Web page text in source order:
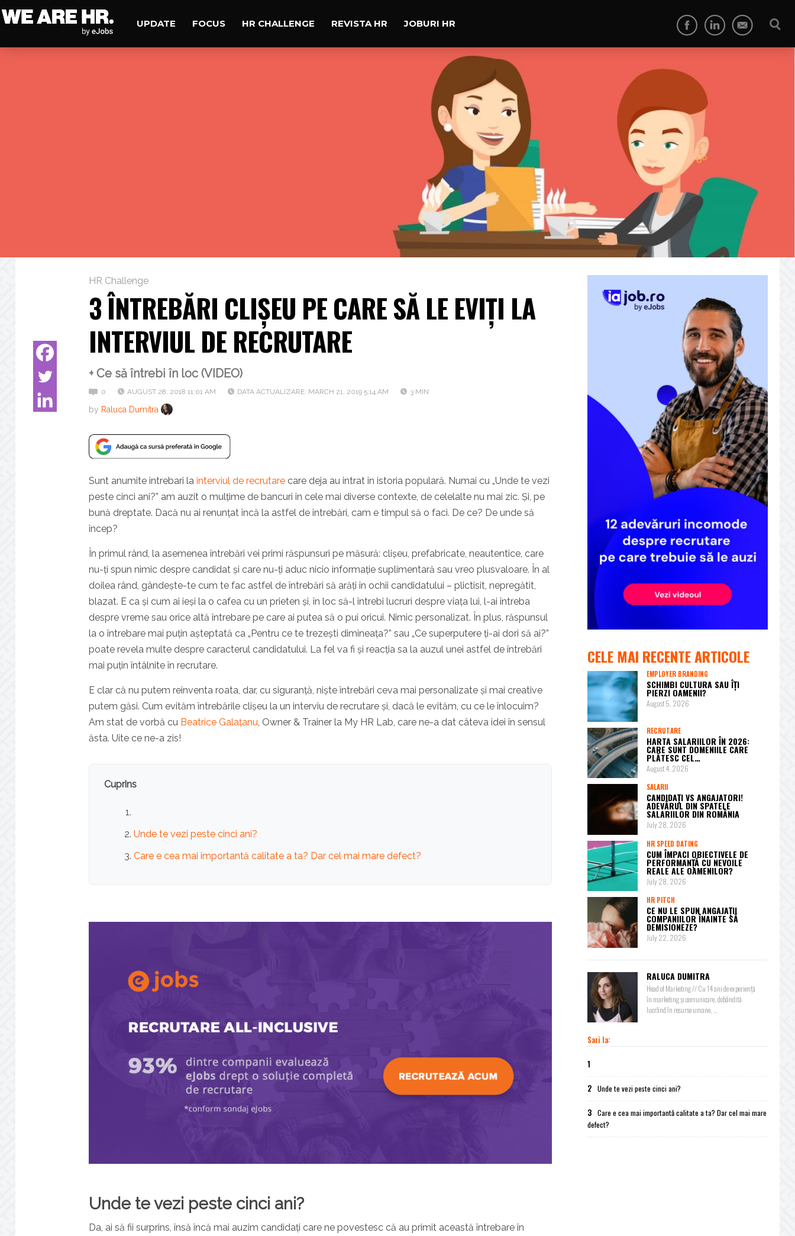
UPDATE FOCUS HR CHALLENGE REVISTA HR JOBURI HR
HR Challenge
3 ÎNTREBĂRI CLIȘEU PE CARE SĂ LE EVIȚI LA
INTERVIUL DE RECRUTARE
+ Ce să întrebi în loc (VIDEO)
0 AUGUST 28, 2018 11:01 AM DATA ACTUALIZARE: MARCH 21, 2019 5:14 AM 3 MIN
by Raluca Dumitra
Sunt anumite intrebari la interviul de recrutare care deja au intrat în istoria populară. Numai cu „Unde te vezi
peste cinci ani?” am auzit o mulțime de bancuri în cele mai diverse contexte, de celelalte nu mai zic. Și, pe
bună dreptate. Dacă nu ai renunțat încă la astfel de întrebări, cam e timpul să o faci. De ce? De unde să
încep?
În primul rând, la asemenea întrebări vei primi răspunsuri pe măsură: clișeu, prefabricate, neautentice, care
nu-ți spun nimic despre candidat și care nu-ți aduc nicio informație suplimentară sau vreo plusvaloare. În al
doilea rând, gândește-te cum te fac astfel de întrebări să arăți în ochii candidatului – plictisit, nepregătit,
blazat. E ca și cum ai ieși la o cafea cu un prieten și, în loc să-l întrebi lucruri despre viața lui, l-ai întreba
despre vreme sau orice altă întrebare pe care ai putea să o pui oricui. Nimic personalizat. În plus, răspunsul
la o întrebare mai puțin așteptată ca „Pentru ce te trezești dimineața?” sau „Ce superputere ți-ai dori să ai?”
poate revela multe despre caracterul candidatului. La fel va fi și reacția sa la auzul unei astfel de întrebări
mai puțin întâlnite în recrutare.
E clar că nu putem reinventa roata, dar, cu siguranță, niște întrebări ceva mai personalizate și mai creative
putem găsi. Cum evităm întrebările clișeu la un interviu de recrutare și, dacă le evităm, cu ce le înlocuim?
Am stat de vorbă cu Beatrice Galațanu , Owner & Trainer la My HR Lab, care ne-a dat câteva idei în sensul
ăsta. Uite ce ne-a zis!
Cuprins
Unde te vezi peste cinci ani?
Care e cea mai importantă calitate a ta? Dar cel mai mare defect?
Unde te vezi peste cinci ani?
Da, ai să fii surprins, însă încă mai auzim candidați care ne povestesc că au primit această întrebare în
CELE MAI RECENTE ARTICOLE
EMPLOYER BRANDING
SCHIMBI CULTURA SAU ÎȚI
PIERZI OAMENII?
August 5, 2026
RECRUTARE
HARTA SALARIILOR ÎN 2026:
CARE SUNT DOMENIILE CARE
PLĂTESC CEL…
August 4, 2026
SALARII
CANDIDAȚI VS ANGAJATORI!
ADEVĂRUL DIN SPATELE
SALARIILOR DIN ROMÂNIA
July 28, 2026
HR SPEED DATING
CUM ÎMPACI OBIECTIVELE DE
PERFORMANȚĂ CU NEVOILE
REALE ALE OAMENILOR?
July 28, 2026
HR PITCH
CE NU LE SPUN ANGAJAȚII
COMPANIILOR ÎNAINTE SĂ
DEMISIONEZE?
July 22, 2026
RALUCA DUMITRA
Head of Marketing // Cu 14 ani de experiență
în marketing și comunicare, dobândită
lucrând în resurse umane, ...
Sari la:
1
2 Unde te vezi peste cinci ani?
3 Care e cea mai importantă calitate a ta? Dar cel mai mare
defect?